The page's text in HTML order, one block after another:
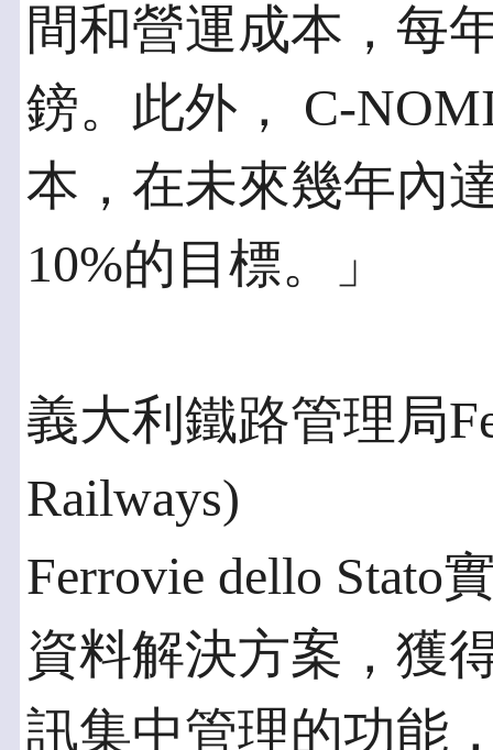
間和營運成本，每
鎊。此外， C-
本，在未來幾年內
10%的目標。」
義大利鐵路管理局
Railways)
Ferrovie dello Stato
資料解決方案，獲
訊集中管理的功能